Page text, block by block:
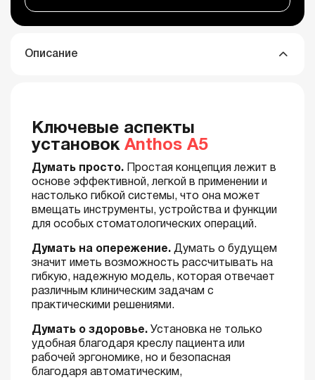
Описание
Ключевые аспекты
установок Anthos A5
Думать просто. Простая концепция лежит в
основе эффективной, легкой в применении и
настолько гибкой системы, что она может
вмещать инструменты, устройства и функции
для особых стоматологических операций.
Думать на опережение. Думать о будущем
значит иметь возможность рассчитывать на
гибкую, надежную модель, которая отвечает
различным клиническим задачам с
практическими решениями.
Думать о здоровье. Установка не только
удобная благодаря креслу пациента или
рабочей эргономике, но и безопасная
благодаря автоматическим,